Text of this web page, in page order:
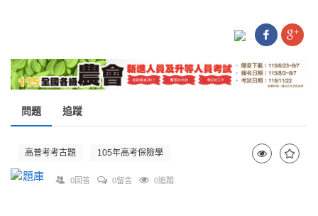
問題 追蹤
高普考考古題 105年高考保險學
0回答 0留言 0追蹤